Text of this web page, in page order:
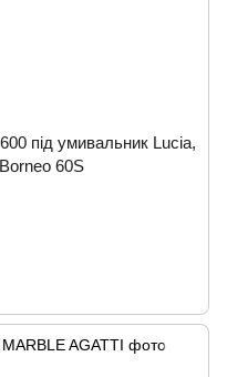
під умивальник Lucia,
60S